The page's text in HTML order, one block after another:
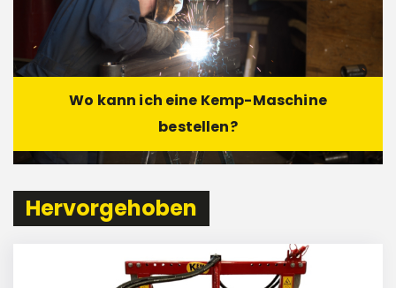
Wo kann ich eine Kemp-Maschine
bestellen?
Hervorgehoben